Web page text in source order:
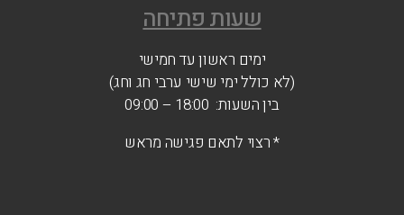
שעות פתיחה
ימים ראשון עד חמישי
(לא כולל ימי שישי ערבי חג וחג)
בין השעות: 18:00 – 09:00
* רצוי לתאם פגישה מראש